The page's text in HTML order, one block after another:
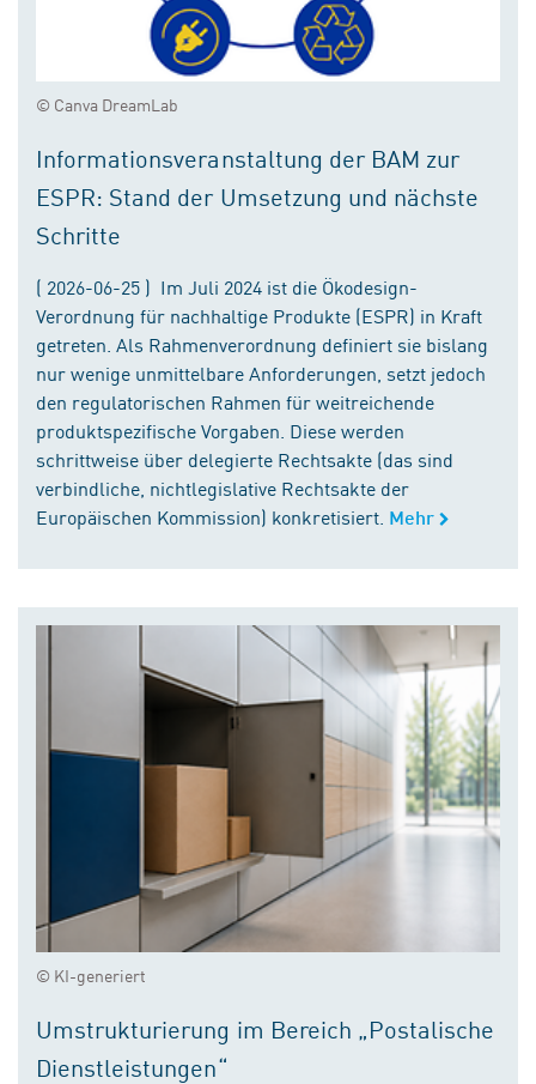
© Canva DreamLab
Informationsveranstaltung der BAM zur
ESPR: Stand der Umsetzung und nächste
Schritte
( 2026-06-25 ) Im Juli 2024 ist die Ökodesign-
Verordnung für nachhaltige Produkte (ESPR) in Kraft
getreten. Als Rahmenverordnung definiert sie bislang
nur wenige unmittelbare Anforderungen, setzt jedoch
den regulatorischen Rahmen für weitreichende
produktspezifische Vorgaben. Diese werden
schrittweise über delegierte Rechtsakte (das sind
verbindliche, nichtlegislative Rechtsakte der
Europäischen Kommission) konkretisiert. Mehr
© KI-generiert
Umstrukturierung im Bereich „Postalische
Dienstleistungen“